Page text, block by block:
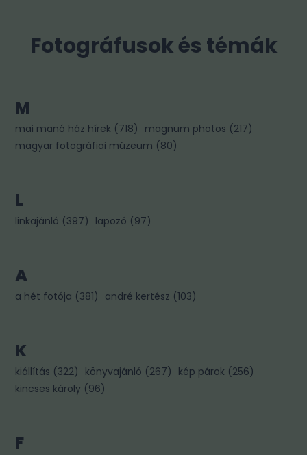
Fotográfusok és témák
M
mai manó ház hírek (718) magnum photos (217)
magyar fotográfiai múzeum (80)
L
linkajánló (397) lapozó (97)
A
a hét fotója (381) andré kertész (103)
K
kiállítás (322) könyvajánló (267) kép párok (256)
kincses károly (96)
F